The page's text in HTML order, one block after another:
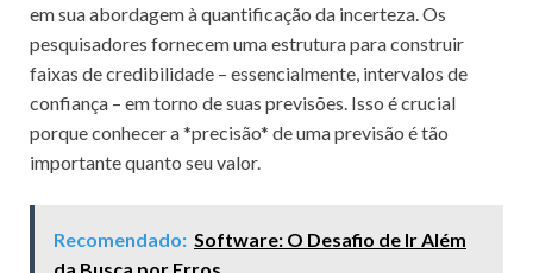
em sua abordagem à quantificação da incerteza. Os
pesquisadores fornecem uma estrutura para construir
faixas de credibilidade – essencialmente, intervalos de
confiança – em torno de suas previsões. Isso é crucial
porque conhecer a *precisão* de uma previsão é tão
importante quanto seu valor.
Recomendado: Software: O Desafio de Ir Além